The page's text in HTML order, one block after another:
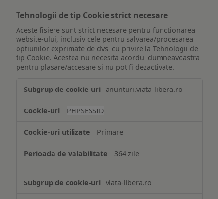
Tehnologii de tip Cookie strict necesare
Aceste fisiere sunt strict necesare pentru functionarea
website-ului, inclusiv cele pentru salvarea/procesarea
optiunilor exprimate de dvs. cu privire la Tehnologii de
tip Cookie. Acestea nu necesita acordul dumneavoastra
pentru plasare/accesare si nu pot fi dezactivate.
de
Cookie
necesare
anunturi.viata-libera.ro
PHPSESSID
Primare
364 zile
viata-libera.ro